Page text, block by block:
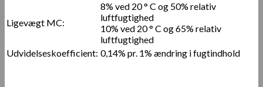
Ligevægt MC:
8% ved 20 ° C og 50% relativ
luftfugtighed
10% ved 20 ° C og 65% relativ
luftfugtighed
Udvidelseskoefficient: 0,14% pr. 1% ændring i fugtindhold